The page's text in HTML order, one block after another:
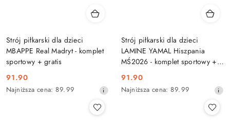
Strój piłkarski dla dzieci
MBAPPE Real Madryt - komplet
sportowy + gratis
Cena
promocyjna:
91.90
Najniższa
Najniższa cena: 89.99
Strój piłkarski dla dzieci
LAMINE YAMAL Hiszpania
MŚ2026 - komplet sportowy +
gratis
Cena
promocyjna:
91.90
Najniższa
Najniższa cena: 89.99